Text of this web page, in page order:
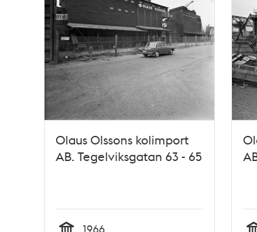
Olaus Olssons kolimport
AB. Tegelviksgatan 63 - 65
1966